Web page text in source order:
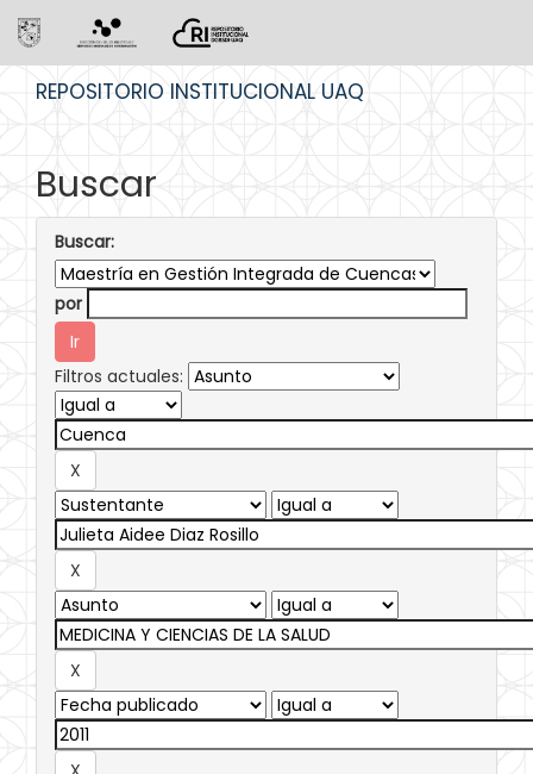
REPOSITORIO INSTITUCIONAL UAQ
Buscar
Buscar:
por
Filtros actuales: